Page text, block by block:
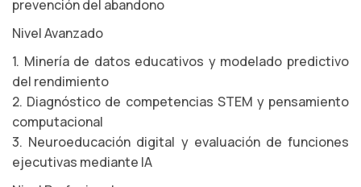
prevención del abandono
Nivel Avanzado
1. Minería de datos educativos y modelado predictivo
del rendimiento
2. Diagnóstico de competencias STEM y pensamiento
computacional
3. Neuroeducación digital y evaluación de funciones
ejecutivas mediante IA